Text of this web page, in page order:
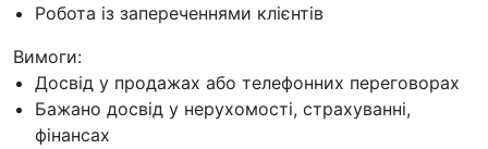
Робота із запереченнями клієнтів
Вимоги:
Досвід у продажах або телефонних переговорах
Бажано досвід у нерухомості, страхуванні,
фінансах